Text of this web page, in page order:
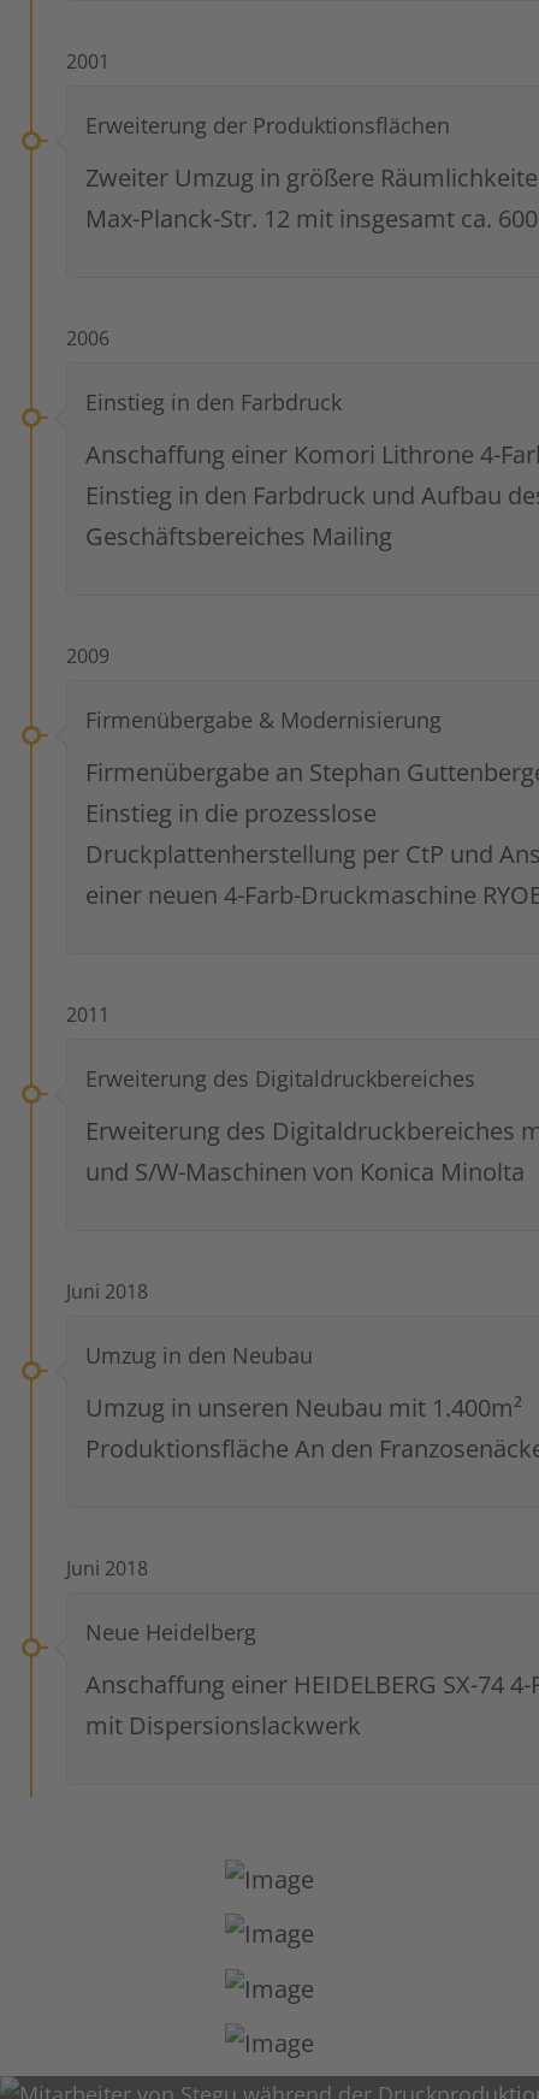
2001
Erweiterung der Produktionsflächen
Zweiter Umzug in größere
Max-Planck-Str. 12 mit insgesamt ca.
2006
Einstieg in den Farbdruck
Anschaffung einer Komori Lithrone 4-
Einstieg in den Farbdruck und Aufbau
Geschäftsbereiches Mailing
2009
Firmenübergabe & Modernisierung
Firmenübergabe an Stephan
Einstieg in die prozesslose
Druckplattenherstellung per CtP und
einer neuen 4-Farb-Druckmaschine
2011
Erweiterung des Digitaldruckbereiches
Erweiterung des Digitaldruckbereiches
und S/W-Maschinen von Konica Minolta
Juni 2018
Umzug in den Neubau
Umzug in unseren Neubau mit 1.400m²
Produktionsfläche An den
Juni 2018
Neue Heidelberg
Anschaffung einer HEIDELBERG SX-74
mit Dispersionslackwerk